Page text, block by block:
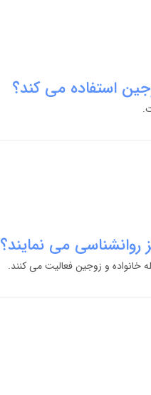
استفاده می کند؟
روانشناسی می نمایند؟
خانواده و زوجین فعالیت می کنند.